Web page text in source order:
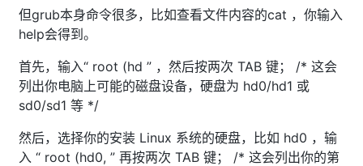
但grub本身命令很多，比如查看文件内容的cat ，你输入
help会得到。
首先，输入“ root (hd ” ，然后按两次 TAB 键； /* 这会
列出你电脑上可能的磁盘设备，硬盘为 hd0/hd1 或
sd0/sd1 等 */
然后，选择你的安装 Linux 系统的硬盘，比如 hd0 ，输
入 “ root (hd0, ” 再按两次 TAB 键； /* 这会列出你的第